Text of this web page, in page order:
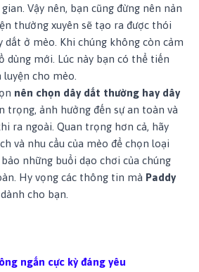
Vậy nên, bạn cũng đừng nên nản
thường xuyên sẽ tạo ra được thói
dắt ở mèo. Khi chúng không còn cảm
dùng mới. Lúc này bạn có thể tiến
cho mèo.
nên chọn dây dắt thường hay dây
trọng, ảnh hưởng đến sự an toàn và
ra ngoài. Quan trọng hơn cả, hãy
và nhu cầu của mèo để chọn loại
những buổi dạo chơi của chúng
Hy vọng các thông tin mà Paddy
cho bạn.
ngắn cực kỳ đáng yêu